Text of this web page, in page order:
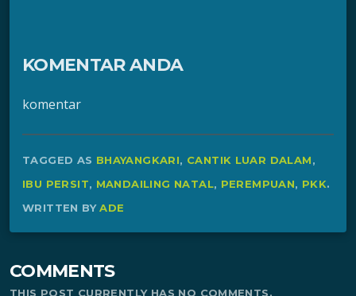
KOMENTAR ANDA
komentar
TAGGED AS BHAYANGKARI, CANTIK LUAR DALAM,
IBU PERSIT, MANDAILING NATAL, PEREMPUAN, PKK.
WRITTEN BYADE
COMMENTS
THIS POST CURRENTLY HAS NO COMMENTS.